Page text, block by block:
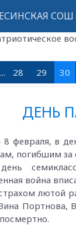
... 28 29 30
ДЕНЬ
8 февраля, в
погибшим за
война
лютой